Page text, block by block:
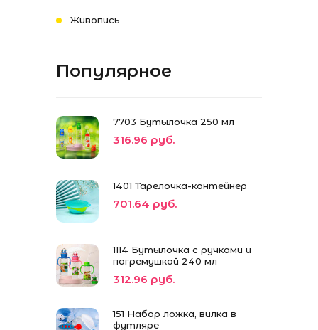
Живопись
Популярное
7703 Бутылочка 250 мл
316.96 руб.
1401 Тарелочка-контейнер
701.64 руб.
1114 Бутылочка с ручками и
погремушкой 240 мл
312.96 руб.
151 Набор ложка, вилка в
футляре